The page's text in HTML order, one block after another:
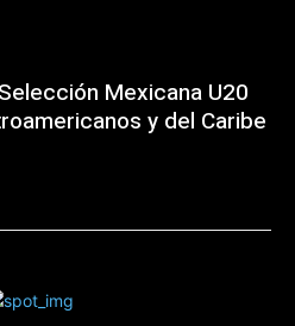
Mexicana U20
y del Caribe